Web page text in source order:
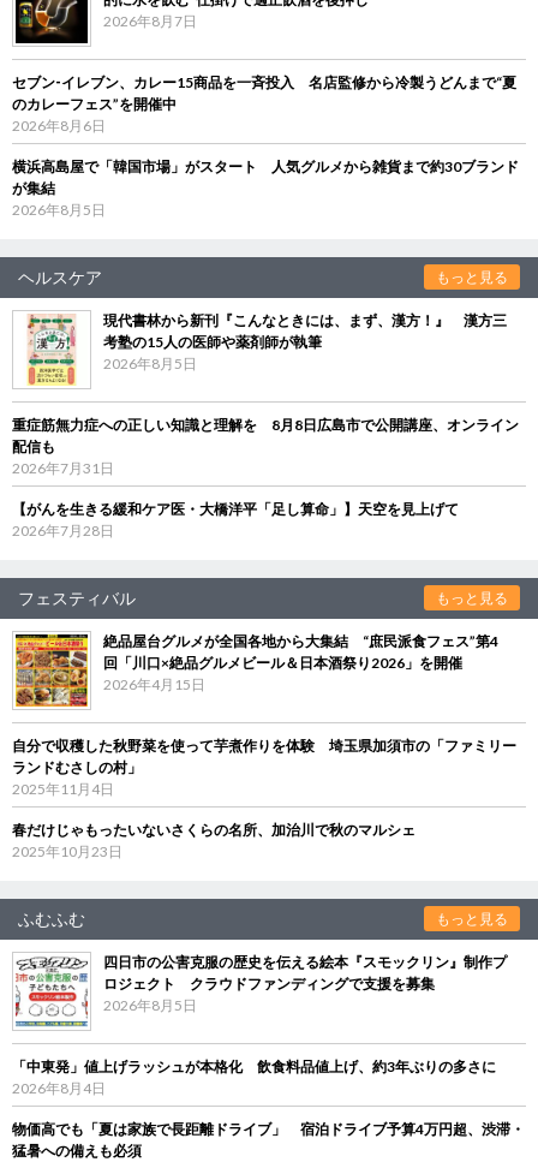
2026年8月7日
セブン‐イレブン、カレー15商品を一斉投入 名店監修から冷製うどんまで“夏
のカレーフェス”を開催中
2026年8月6日
横浜高島屋で「韓国市場」がスタート 人気グルメから雑貨まで約30ブランド
が集結
2026年8月5日
ヘルスケア もっと見る
現代書林から新刊『こんなときには、まず、漢方！』 漢方三
考塾の15人の医師や薬剤師が執筆
2026年8月5日
重症筋無力症への正しい知識と理解を 8月8日広島市で公開講座、オンライン
配信も
2026年7月31日
【がんを生きる緩和ケア医・大橋洋平「足し算命」】天空を見上げて
2026年7月28日
フェスティバル もっと見る
絶品屋台グルメが全国各地から大集結 “庶民派食フェス”第4
回「川口×絶品グルメビール＆日本酒祭り2026」を開催
2026年4月15日
自分で収穫した秋野菜を使って芋煮作りを体験 埼玉県加須市の「ファミリー
ランドむさしの村」
2025年11月4日
春だけじゃもったいないさくらの名所、加治川で秋のマルシェ
2025年10月23日
ふむふむ もっと見る
四日市の公害克服の歴史を伝える絵本『スモックリン』制作プ
ロジェクト クラウドファンディングで支援を募集
2026年8月5日
「中東発」値上げラッシュが本格化 飲食料品値上げ、約3年ぶりの多さに
2026年8月4日
物価高でも「夏は家族で長距離ドライブ」 宿泊ドライブ予算4万円超、渋滞・
猛暑への備えも必須